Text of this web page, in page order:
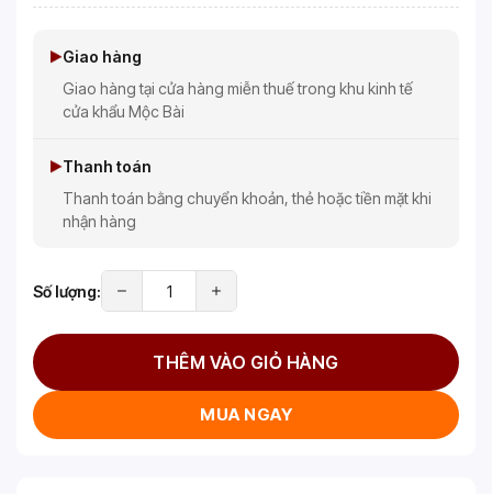
Giao hàng
Giao hàng tại cửa hàng miễn thuế trong khu kinh tế
cửa khẩu Mộc Bài
Thanh toán
Thanh toán bằng chuyển khoản, thẻ hoặc tiền mặt khi
nhận hàng
Số lượng:
THÊM VÀO GIỎ HÀNG
MUA NGAY